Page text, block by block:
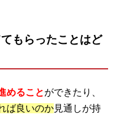
もらったことはど
めることができたり、
ば良いのか見通しが持